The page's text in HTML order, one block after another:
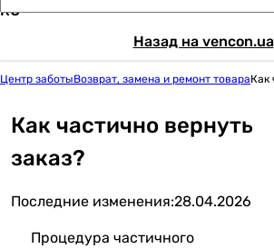
RU
Назад на vencon.ua
Центр заботыВозврат, замена и ремонт товараКак
Как частично вернуть
заказ?
Последние изменения:28.04.2026
Процедура частичного